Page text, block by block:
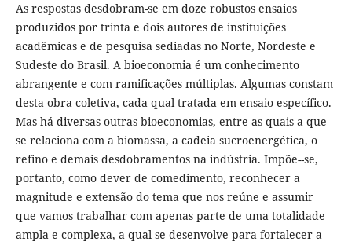
As respostas desdobram-se em doze robustos ensaios
produzidos por trinta e dois autores de instituições
acadêmicas e de pesquisa sediadas no Norte, Nordeste e
Sudeste do Brasil. A bioeconomia é um conhecimento
abrangente e com ramificações múltiplas. Algumas constam
desta obra coletiva, cada qual tratada em ensaio específico.
Mas há diversas outras bioeconomias, entre as quais a que
se relaciona com a biomassa, a cadeia sucroenergética, o
refino e demais desdobramentos na indústria. Impõe--se,
portanto, como dever de comedimento, reconhecer a
magnitude e extensão do tema que nos reúne e assumir
que vamos trabalhar com apenas parte de uma totalidade
ampla e complexa, a qual se desenvolve para fortalecer a